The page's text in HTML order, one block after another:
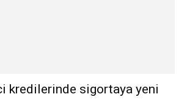
kredilerinde sigortaya yeni